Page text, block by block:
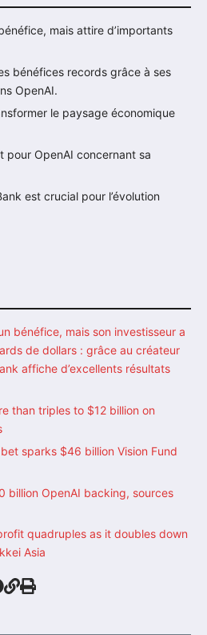
mais attire d’importants
bénéfices records grâce à ses
OpenAI.
le paysage économique
pour OpenAI concernant sa
est crucial pour l’évolution
bénéfice, mais son investisseur a
de dollars : grâce au créateur
affiche d’excellents résultats
than triples to $12 billion on
bet sparks $46 billion Vision Fund
billion OpenAI backing, sources
quadruples as it doubles down
Asia